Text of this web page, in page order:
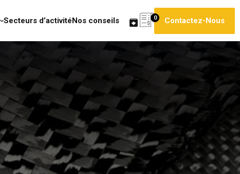
Secteurs d’activitéNos conseils 0 Contactez-Nous